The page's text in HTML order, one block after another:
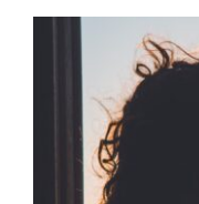
Hoofdpijn